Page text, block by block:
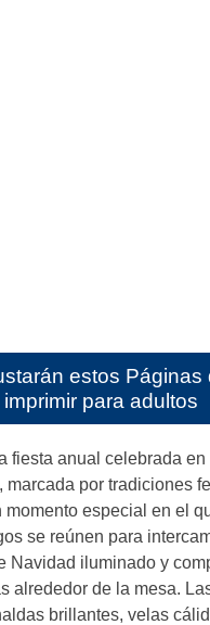
estos Páginas
para adultos
fiesta anual celebrada en
marcada por tradiciones
especial en el
se reúnen para
Navidad iluminado y
alrededor de la mesa.
brillantes, velas